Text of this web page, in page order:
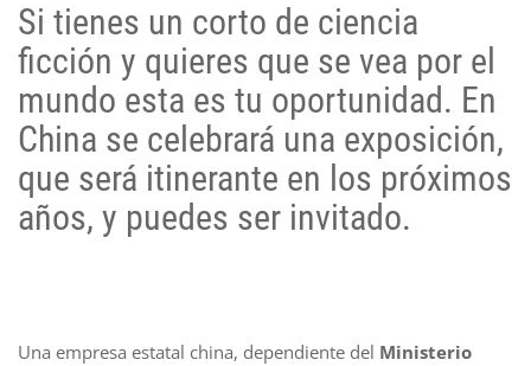
Si tienes un corto de ciencia
ficción y quieres que se vea por el
mundo esta es tu oportunidad. En
China se celebrará una exposición,
que será itinerante en los próximos
años, y puedes ser invitado.
Una empresa estatal china, dependiente del Ministerio